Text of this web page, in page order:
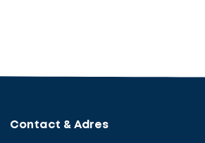
Contact & Adres